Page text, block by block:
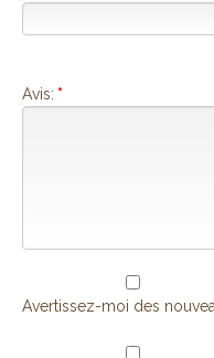
Avis: *
Avertissez-moi des